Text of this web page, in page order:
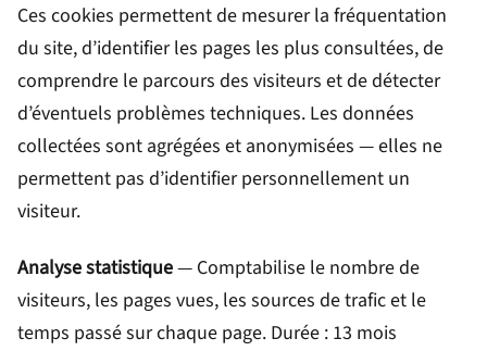
Ces cookies permettent de mesurer la fréquentation
du site, d’identifier les pages les plus consultées, de
comprendre le parcours des visiteurs et de détecter
d’éventuels problèmes techniques. Les données
collectées sont agrégées et anonymisées — elles ne
permettent pas d’identifier personnellement un
visiteur.
Analyse statistique— Comptabilise le nombre de
visiteurs, les pages vues, les sources de trafic et le
temps passé sur chaque page. Durée : 13 mois